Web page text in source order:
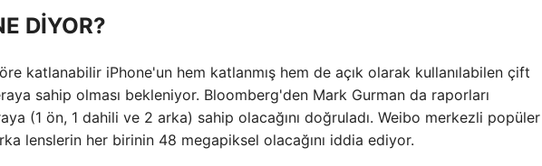
DİYOR?
katlanabilir iPhone'un hem katlanmış hem de açık olarak kullanılabilen çift
sahip olması bekleniyor. Bloomberg'den Mark Gurman da raporları
(1 ön, 1 dahili ve 2 arka) sahip olacağını doğruladı. Weibo merkezli popüler
lenslerin her birinin 48 megapiksel olacağını iddia ediyor.